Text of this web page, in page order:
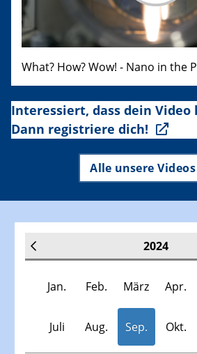
What? How? Wow! - Nano in the
Interessiert, dass dein
Dann registriere dich!
Alle unsere Videos
2024
Jan. Feb. März Apr.
Juli Aug. Sep. Okt.